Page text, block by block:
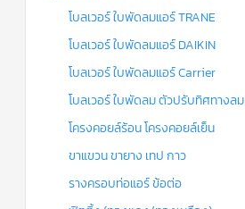
โบลเวอร์ ใบพัดลมแอร์ TRANE
โบลเวอร์ ใบพัดลมแอร์ DAIKIN
โบลเวอร์ ใบพัดลมแอร์ Carrier
โบลเวอร์ ใบพัดลม ตัวปรับทิศทางลม
โครงคอยล์ร้อน โครงคอยล์เย็น
ขาแขวน ขายาง เทป กาว
รางครอบท่อแอร์ ข้อต่อ